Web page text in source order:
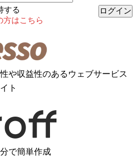
する
方はこちら
や収益性のあるウェブサービス
ト
で簡単作成